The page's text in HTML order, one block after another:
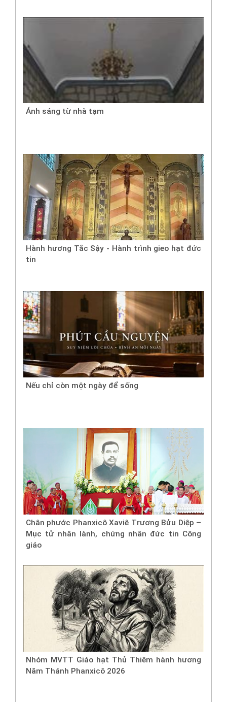
Ánh sáng từ nhà tạm
Hành hương Tắc Sậy - Hành trình gieo hạt đức
tin
Nếu chỉ còn một ngày để sống
Chân phước Phanxicô Xaviê Trương Bửu Diệp –
Mục tử nhân lành, chứng nhân đức tin Công
giáo
Nhóm MVTT Giáo hạt Thủ Thiêm hành hương
Năm Thánh Phanxicô 2026